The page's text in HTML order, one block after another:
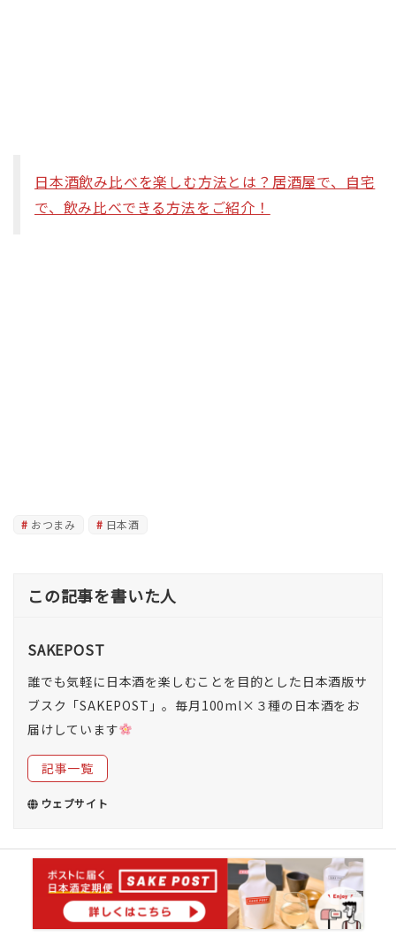
日本酒飲み比べを楽しむ方法とは？居酒屋で、自宅
で、飲み比べできる方法をご紹介！
おつまみ 日本酒
この記事を書いた人
SAKEPOST
誰でも気軽に日本酒を楽しむことを目的とした日本酒版サ
ブスク「SAKEPOST」。毎月100ml×３種の日本酒をお
届けしています
記事一覧
ウェブサイト
古い投稿
日本酒は消費から体験へ!? 日本酒の楽しみ方につ
いてのアンケート公開！